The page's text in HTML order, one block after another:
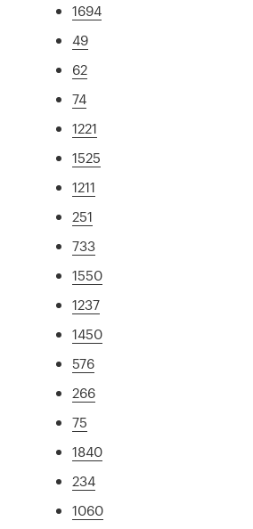
1694
49
62
74
1221
1525
1211
251
733
1550
1237
1450
576
266
75
1840
234
1060